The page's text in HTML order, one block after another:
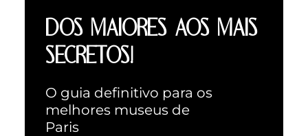
DOS MAIORES AOS MAIS
SECRETOS!
O guia definitivo para os
melhores museus de
Paris